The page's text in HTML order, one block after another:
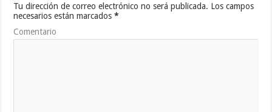
Tu dirección de correo electrónico no será publicada. Los campos
necesarios están marcados*
Comentario